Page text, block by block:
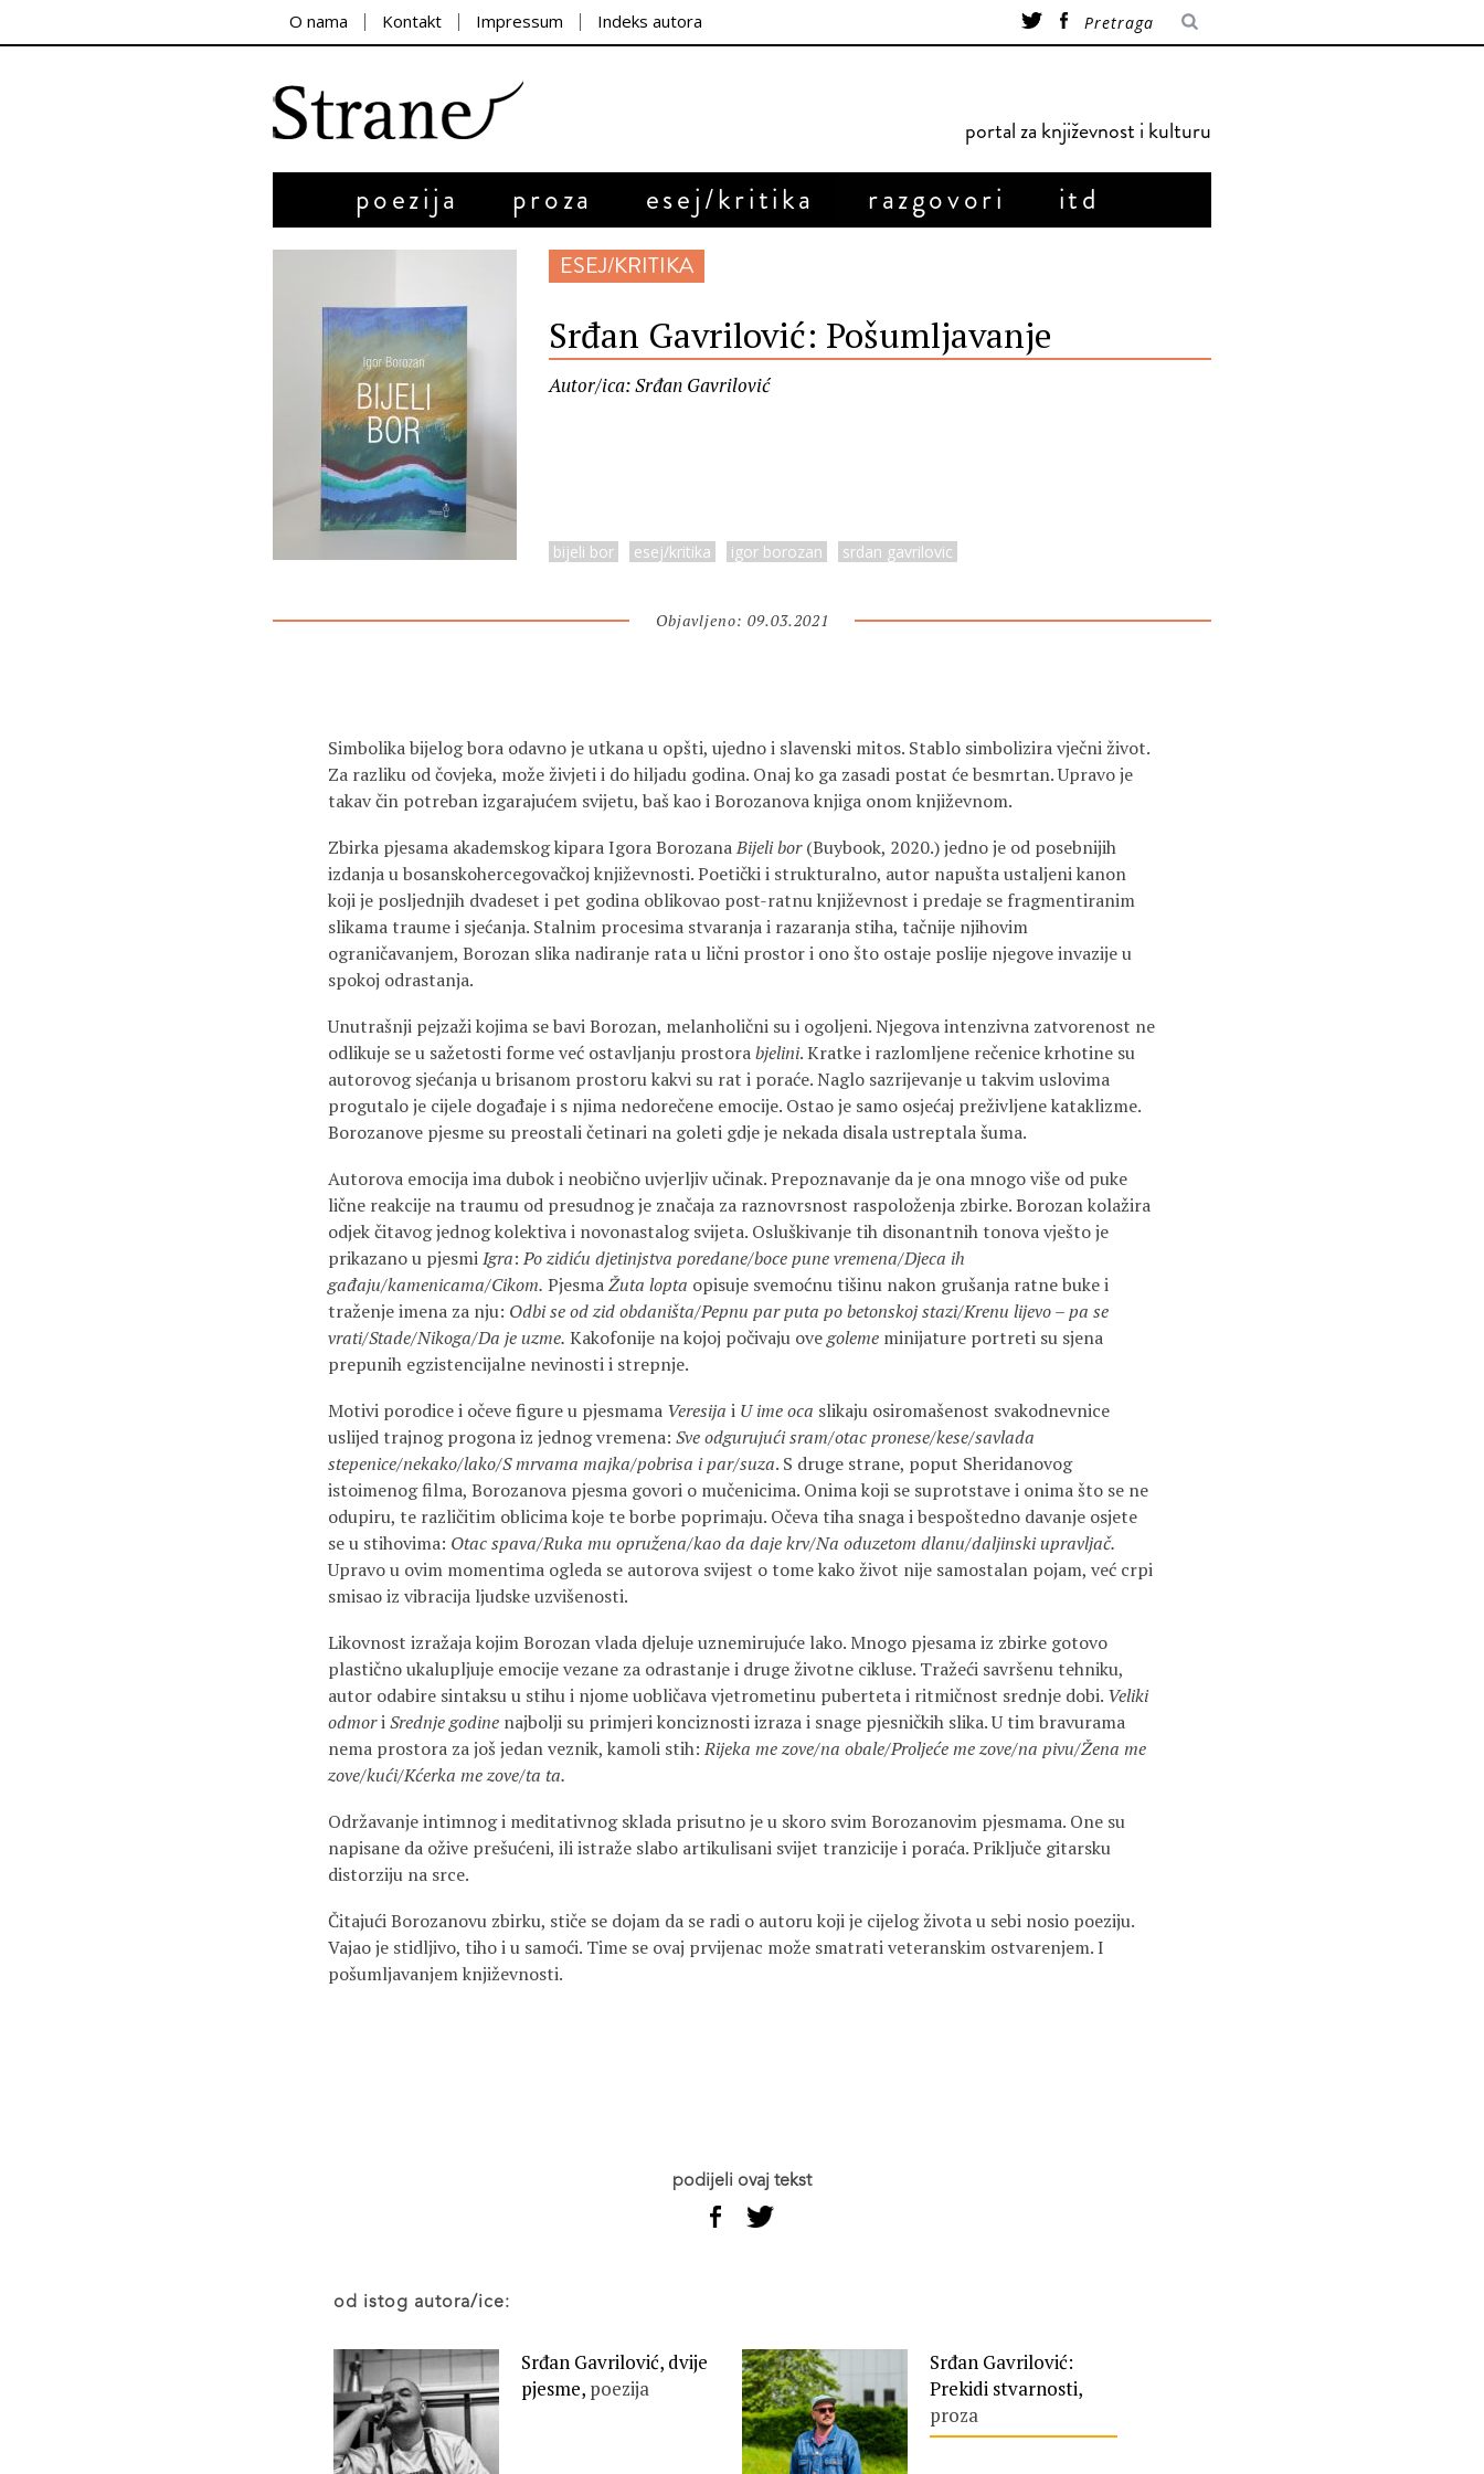
O nama Kontakt Impressum Indeks autora
portal za književnost i kulturu
poezija proza esej/kritika razgovori itd
ESEJ/KRITIKA
Srđan Gavrilović: Pošumljavanje
Autor/ica: Srđan Gavrilović
bijeli bor esej/kritika igor borozan srdan gavrilovic
Objavljeno: 09.03.2021
Simbolika bijelog bora odavno je utkana u opšti, ujedno i slavenski mitos. Stablo simbolizira vječni život.
Za razliku od čovjeka, može živjeti i do hiljadu godina. Onaj ko ga zasadi postat će besmrtan. Upravo je
takav čin potreban izgarajućem svijetu, baš kao i Borozanova knjiga onom književnom.
Zbirka pjesama akademskog kipara Igora BorozanaBijeli bor(Buybook, 2020.) jedno je od posebnijih
izdanja u bosanskohercegovačkoj književnosti. Poetički i strukturalno, autor napušta ustaljeni kanon
koji je posljednjih dvadeset i pet godina oblikovao post-ratnu književnost i predaje se fragmentiranim
slikama traume i sjećanja. Stalnim procesima stvaranja i razaranja stiha, tačnije njihovim
ograničavanjem, Borozan slika nadiranje rata u lični prostor i ono što ostaje poslije njegove invazije u
spokoj odrastanja.
Unutrašnji pejzaži kojima se bavi Borozan, melanholični su i ogoljeni. Njegova intenzivna zatvorenost ne
odlikuje se u sažetosti forme već ostavljanju prostorabjelini. Kratke i razlomljene rečenice krhotine su
autorovog sjećanja u brisanom prostoru kakvi su rat i poraće. Naglo sazrijevanje u takvim uslovima
progutalo je cijele događaje i s njima nedorečene emocije. Ostao je samo osjećaj preživljene kataklizme.
Borozanove pjesme su preostali četinari na goleti gdje je nekada disala ustreptala šuma.
Autorova emocija ima dubok i neobično uvjerljiv učinak. Prepoznavanje da je ona mnogo više od puke
lične reakcije na traumu od presudnog je značaja za raznovrsnost raspoloženja zbirke. Borozan kolažira
odjek čitavog jednog kolektiva i novonastalog svijeta. Osluškivanje tih disonantnih tonova vješto je
prikazano u pjesmiIgra:Po zidiću djetinjstva poredane/boce pune vremena/Djeca ih
gađaju/kamenicama/Cikom. PjesmaŽuta lopta opisuje svemoćnu tišinu nakon grušanja ratne buke i
traženje imena za nju: Odbi se od zid obdaništa/Pepnu par puta po betonskoj stazi/Krenu lijevo – pa se
vrati/Stade/Nikoga/Da je uzme. Kakofonije na kojoj počivaju ovegoleme minijature portreti su sjena
prepunih egzistencijalne nevinosti i strepnje.
Motivi porodice i očeve figure u pjesmama Veresija i U ime oca slikaju osiromašenost svakodnevnice
uslijed trajnog progona iz jednog vremena: Sve odgurujući sram/otac pronese/kese/savlada
stepenice/nekako/lako/S mrvama majka/pobrisa i par/suza. S druge strane, poput Sheridanovog
istoimenog filma, Borozanova pjesma govori o mučenicima. Onima koji se suprotstave i onima što se ne
odupiru, te različitim oblicima koje te borbe poprimaju. Očeva tiha snaga i bespoštedno davanje osjete
se u stihovima: Otac spava/Ruka mu opružena/kao da daje krv/Na oduzetom dlanu/daljinski upravljač.
Upravo u ovim momentima ogleda se autorova svijest o tome kako život nije samostalan pojam, već crpi
smisao iz vibracija ljudske uzvišenosti.
Likovnost izražaja kojim Borozan vlada djeluje uznemirujuće lako. Mnogo pjesama iz zbirke gotovo
plastično ukalupljuje emocije vezane za odrastanje i druge životne cikluse. Tražeći savršenu tehniku,
autor odabire sintaksu u stihu i njome uobličava vjetrometinu puberteta i ritmičnost srednje dobi. Veliki
odmoriSrednje godine najbolji su primjeri konciznosti izraza i snage pjesničkih slika. U tim bravurama
nema prostora za još jedan veznik, kamoli stih:Rijeka me zove/na obale/Proljeće me zove/na pivu/Žena me
zove/kući/Kćerka me zove/ta ta.
Održavanje intimnog i meditativnog sklada prisutno je u skoro svim Borozanovim pjesmama. One su
napisane da ožive prešućeni, ili istraže slabo artikulisani svijet tranzicije i poraća. Priključe gitarsku
distorziju na srce.
Čitajući Borozanovu zbirku, stiče se dojam da se radi o autoru koji je cijelog života u sebi nosio poeziju.
Vajao je stidljivo, tiho i u samoći. Time se ovaj prvijenac može smatrati veteranskim ostvarenjem. I
pošumljavanjem književnosti.
podijeli ovaj tekst
od istog autora/ice:
Srđan Gavrilović, dvije
pjesme, poezija
Srđan Gavrilović:
Prekidi stvarnosti,
proza